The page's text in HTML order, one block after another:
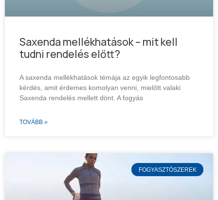
Saxenda mellékhatások – mit kell
tudni rendelés előtt?
A saxenda mellékhatások témája az egyik legfontosabb
kérdés, amit érdemes komolyan venni, mielőtt valaki
Saxenda rendelés mellett dönt. A fogyás
TOVÁBB »
FOGYASZTÓSZEREK